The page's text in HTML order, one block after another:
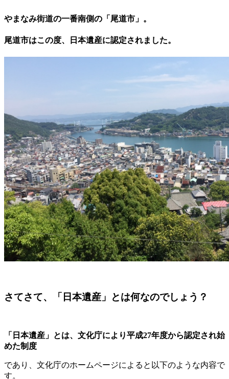
やまなみ街道の一番南側の「尾道市」。
尾道市はこの度、日本遺産に認定されました。
さてさて、「日本遺産」とは何なのでしょう？
「日本遺産」とは、文化庁により平成27年度から認定され始
めた制度
であり、文化庁のホームページによると以下のような内容で
す。